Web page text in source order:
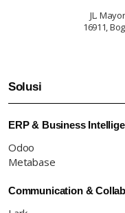
JL.
16911,
Solusi
ERP & Business
Odoo
Metabase
Communication &